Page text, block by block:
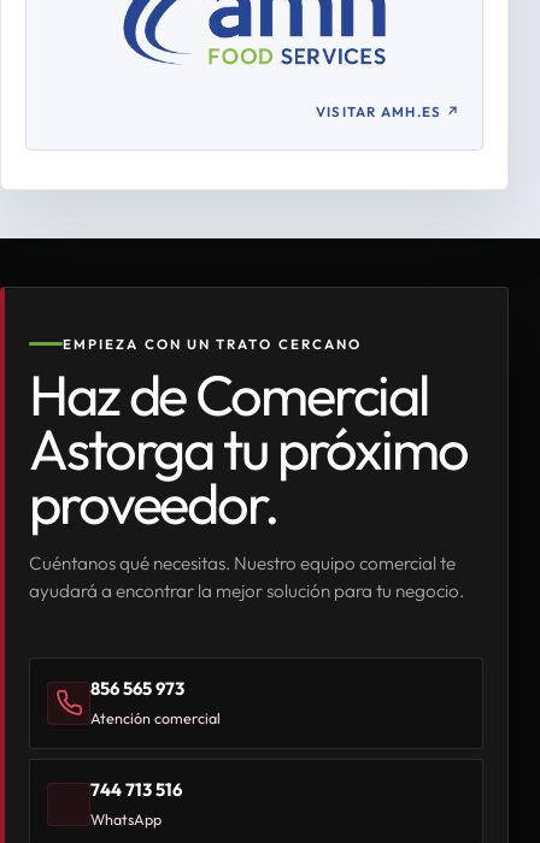
VISITAR AMH.ES ↗
EMPIEZA CON UN TRATO CERCANO
Haz de Comercial
Astorga tu próximo
proveedor.
Cuéntanos qué necesitas. Nuestro equipo comercial te
ayudará a encontrar la mejor solución para tu negocio.
856 565 973
Atención comercial
744 713 516
WhatsApp